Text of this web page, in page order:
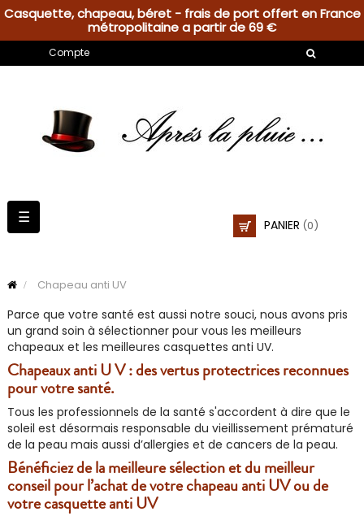
Casquette, chapeau, béret - frais de port offert en France
métropolitaine a partir de 69 €
Compte
PANIER (0)
Basculer
la
☰
Chapeau anti UV
Parce que votre santé est aussi notre souci, nous avons pris
un grand soin à sélectionner pour vous les meilleurs
chapeaux et les meilleures casquettes anti UV.
Chapeaux anti U V : des vertus protectrices reconnues
pour votre santé.
Tous les professionnels de la santé s'accordent à dire que le
soleil est désormais responsable du vieillissement prématuré
de la peau mais aussi d’allergies et de cancers de la peau.
Bénéficiez de la meilleure sélection et du meilleur
conseil pour l’achat de votre chapeau anti UV ou de
votre casquette anti UV